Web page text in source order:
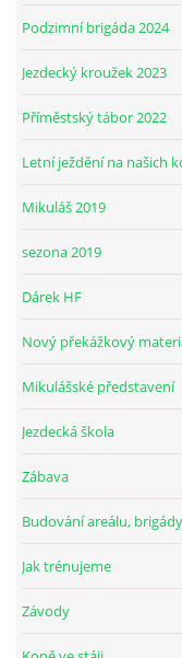
Podzimní brigáda 2024
Jezdecký kroužek 2023
Příměstský tábor 2022
Letní ježdění na našich
Mikuláš 2019
sezona 2019
Dárek HF
Nový překážkový
Mikulášské představení
Jezdecká škola
Zábava
Budování areálu, brigády
Jak trénujeme
Závody